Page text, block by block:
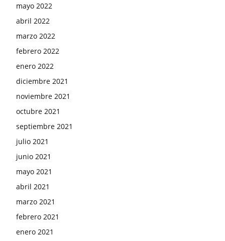
mayo 2022
abril 2022
marzo 2022
febrero 2022
enero 2022
diciembre 2021
noviembre 2021
octubre 2021
septiembre 2021
julio 2021
junio 2021
mayo 2021
abril 2021
marzo 2021
febrero 2021
enero 2021